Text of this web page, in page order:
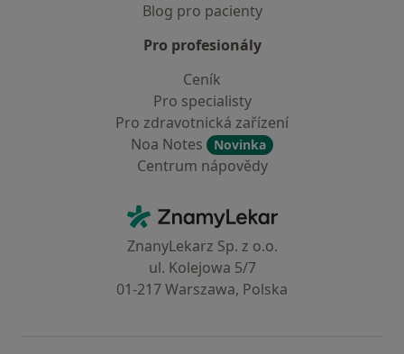
Blog pro pacienty
Pro profesionály
Ceník
Pro specialisty
Pro zdravotnická zařízení
Noa Notes
Novinka
Centrum nápovědy
ZnamyLekar - Hlavní stránka
ZnanyLekarz Sp. z o.o.
ul. Kolejowa 5/7
01-217 Warszawa, Polska